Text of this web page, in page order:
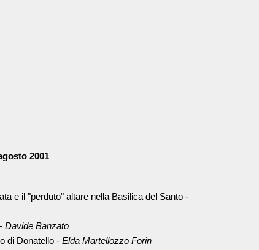
2001
e il "perduto" altare nella Basilica del Santo -
Davide Banzato
di Donatello - Elda Martellozzo Forin